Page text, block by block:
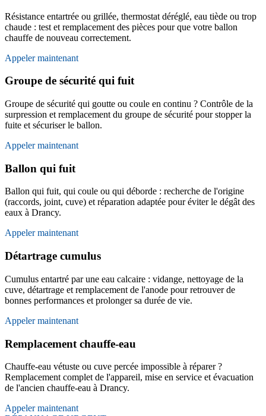
Résistance entartrée ou grillée, thermostat déréglé, eau tiède ou trop
chaude : test et remplacement des pièces pour que votre ballon
chauffe de nouveau correctement.
Appeler maintenant
Groupe de sécurité qui fuit
Groupe de sécurité qui goutte ou coule en continu ? Contrôle de la
surpression et remplacement du groupe de sécurité pour stopper la
fuite et sécuriser le ballon.
Appeler maintenant
Ballon qui fuit
Ballon qui fuit, qui coule ou qui déborde : recherche de l'origine
(raccords, joint, cuve) et réparation adaptée pour éviter le dégât des
eaux à Drancy.
Appeler maintenant
Détartrage cumulus
Cumulus entartré par une eau calcaire : vidange, nettoyage de la
cuve, détartrage et remplacement de l'anode pour retrouver de
bonnes performances et prolonger sa durée de vie.
Appeler maintenant
Remplacement chauffe-eau
Chauffe-eau vétuste ou cuve percée impossible à réparer ?
Remplacement complet de l'appareil, mise en service et évacuation
de l'ancien chauffe-eau à Drancy.
Appeler maintenant